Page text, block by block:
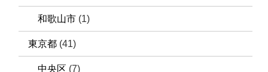
和歌山市 (1)
東京都 (41)
中央区 (7)